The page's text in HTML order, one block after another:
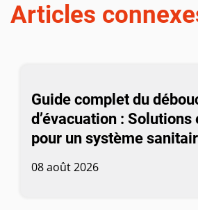
Articles
Guide complet du
d’évacuation :
pour un système
08 août 2026